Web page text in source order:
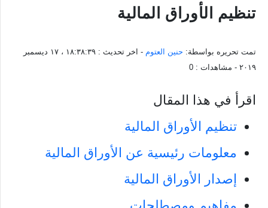
تنظيم الأوراق المالية
تمت تحريره بواسطة: حنين العتوم - اخر تحديث :
١٨:٣٨:٣٩ ، ١٧ ديسمبر
٢٠١٩ - مشاهدات : 0
اقرأ في هذا المقال
تنظيم الأوراق المالية
معلومات رئيسية عن الأوراق المالية
إصدار الأوراق المالية